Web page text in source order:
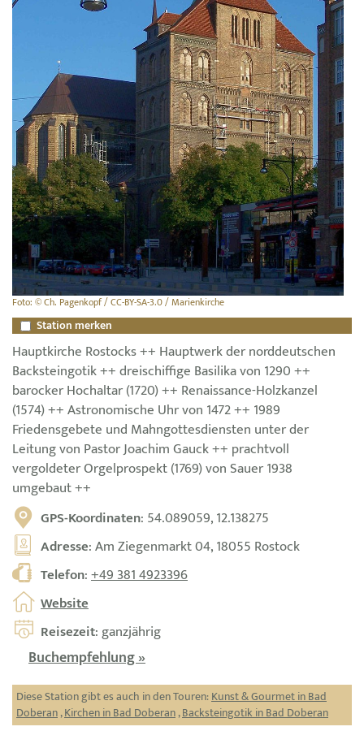
Foto: © Ch. Pagenkopf / CC-BY-SA-3.0 / Marienkirche
Station merken
Hauptkirche Rostocks ++ Hauptwerk der norddeutschen
Backsteingotik ++ dreischiffige Basilika von 1290 ++
barocker Hochaltar (1720) ++ Renaissance-Holzkanzel
(1574) ++ Astronomische Uhr von 1472 ++ 1989
Friedensgebete und Mahngottesdiensten unter der
Leitung von Pastor Joachim Gauck ++ prachtvoll
vergoldeter Orgelprospekt (1769) von Sauer 1938
umgebaut ++
GPS-Koordinaten: 54.089059, 12.138275
Adresse: Am Ziegenmarkt 04, 18055 Rostock
Telefon:+49 381 4923396
Website
Reisezeit: ganzjährig
Buchempfehlung »
Diese Station gibt es auch in den Touren:Kunst & Gourmet in Bad
Doberan,Kirchen in Bad Doberan,Backsteingotik in Bad Doberan